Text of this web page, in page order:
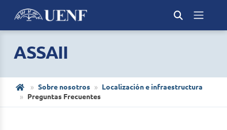
ASSAII
Sobre nosotros
Localización e infraestructura
Preguntas Frecuentes